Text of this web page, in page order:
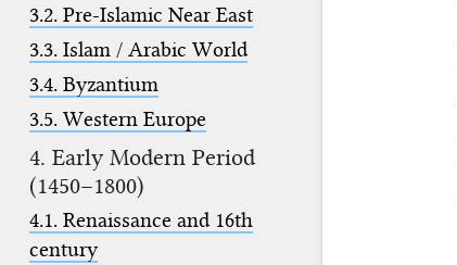
3.2. Pre-Islamic Near East
3.3. Islam / Arabic World
3.4. Byzantium
3.5. Western Europe
4. Early Modern Period
(1450–1800)
4.1. Renaissance and 16th
century